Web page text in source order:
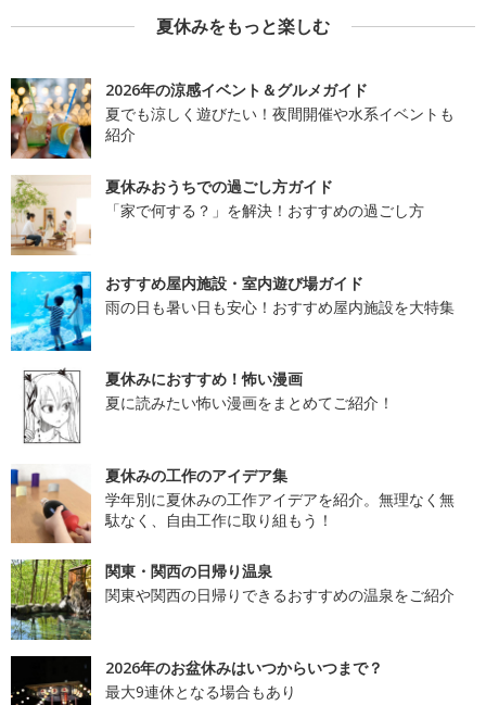
夏休みをもっと楽しむ
2026年の涼感イベント＆グルメガイド
夏でも涼しく遊びたい！夜間開催や水系イベントも
紹介
夏休みおうちでの過ごし方ガイド
「家で何する？」を解決！おすすめの過ごし方
おすすめ屋内施設・室内遊び場ガイド
雨の日も暑い日も安心！おすすめ屋内施設を大特集
夏休みにおすすめ！怖い漫画
夏に読みたい怖い漫画をまとめてご紹介！
夏休みの工作のアイデア集
学年別に夏休みの工作アイデアを紹介。無理なく無
駄なく、自由工作に取り組もう！
関東・関西の日帰り温泉
関東や関西の日帰りできるおすすめの温泉をご紹介
2026年のお盆休みはいつからいつまで？
最大9連休となる場合もあり